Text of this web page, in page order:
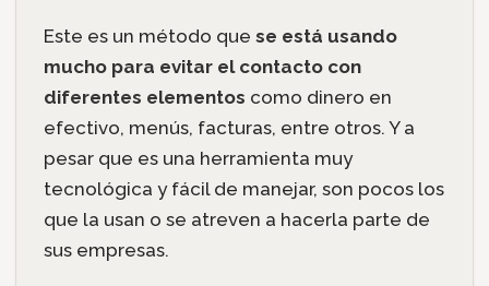
Este es un método que se está usando
mucho para evitar el contacto con
diferentes elementos como dinero en
efectivo, menús, facturas, entre otros. Y a
pesar que es una herramienta muy
tecnológica y fácil de manejar, son pocos los
que la usan o se atreven a hacerla parte de
sus empresas.